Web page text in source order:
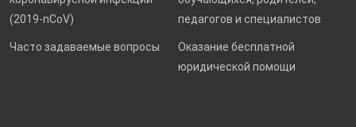
(2019-nCoV)
педагогов и специалистов
Часто задаваемые вопросы
Оказание бесплатной
юридической помощи